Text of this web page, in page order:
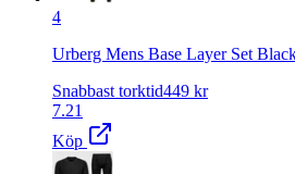
4
Urberg Mens Base Layer Set
Snabbast torktid449 kr
7.21
Köp